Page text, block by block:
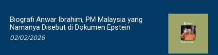
Biografi Anwar Ibrahim, PM Malaysia yang
Namanya Disebut di Dokumen Epstein
02/02/2026